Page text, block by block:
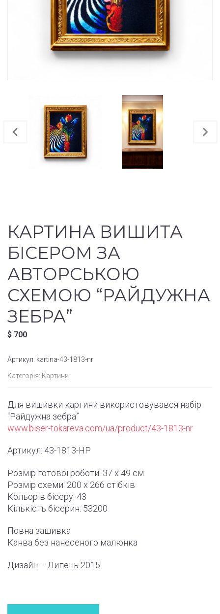
КАРТИНА ВИШИТА
БІСЕРОМ ЗА
АВТОРСЬКОЮ
СХЕМОЮ “РАЙДУЖНА
ЗЕБРА”
$ 700
Артикул: kartina-43-1813-nr
Категорія: Картини
Для вишивки картини використовувався набір
“Райдужна зебра”
www.biser-tokareva.com/ua/product/43-1813-nr
Артикул: 43-1813-НР
Розмір готової роботи: 37 x 49 см
Розмір схеми: 200 x 266 стібків
Кольорів бісеру: 43
Кількість бісерин: 53200
Повна зашивка
Канва без нанесеного малюнка
Дизайн – Липень 2015